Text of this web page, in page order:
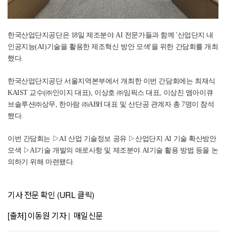
한국산업단지공단은 18일 제조분야 AI 전문가들과 함께 '산업단지 내
인공지능(AI)기술을 활용한 제조혁신 방안 모색'을 위한 간담회를 개최
했다.
한국산업단지공단 서울지역본부에서 개최한 이번 간담회에는 최재식
KAIST 교수(㈜인이지 대표), 이상호 ㈜임픽스 대표, 이상진 엠아이큐
브솔루션㈜상무, 한아람 ㈜ABH 대표 및 산단공 관계자 총 7명이 참석
했다.
이번 간담회는 ▷AI 산업 기술정보 공유 ▷산업단지 AI 기술 확산방안
모색 ▷AI기술 개발의 애로사항 및 제조분야 AI기술 활용 방법 등을 논
의하기 위해 마련됐다.
기사 전문 확인 (URL 클릭)
[출처] 이동원 기자 | 매일신문